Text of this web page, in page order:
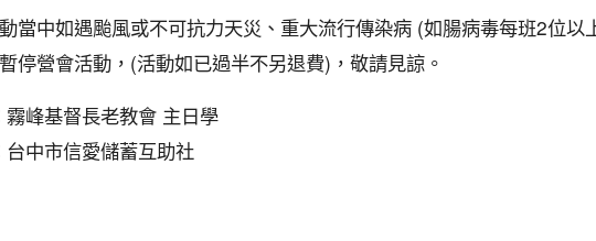
當中如遇颱風或不可抗力天災、重大流行傳染病 (如腸病毒每班2位
停營會活動，(活動如已過半不另退費)，敬請見諒。
霧峰基督長老教會 主日學
台中市信愛儲蓄互助社